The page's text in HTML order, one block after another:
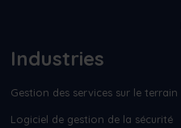
Industries
Gestion des services sur le terrain
Logiciel de gestion de la sécurité